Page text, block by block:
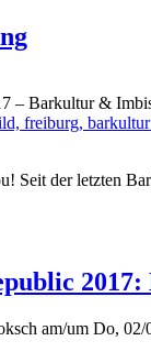
– Barkultur &
Seit der letzten
am/um Do, 02/